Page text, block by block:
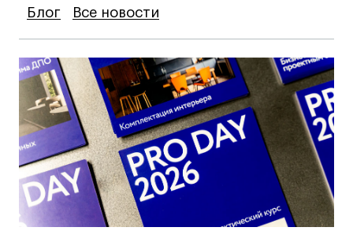
Блог
Блог
Блог Все новости
Все новости
Все новости